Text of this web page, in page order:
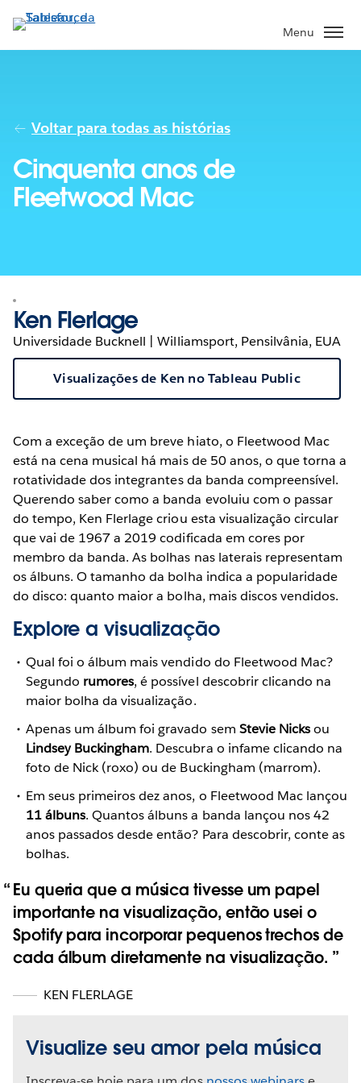
Pular
para
o
Menu
Voltar para todas as histórias
Cinquenta anos de
Fleetwood Mac
Ken Flerlage
Universidade Bucknell | Williamsport, Pensilvânia, EUA
Visualizações de Ken no Tableau Public
Com a exceção de um breve hiato, o Fleetwood Mac
está na cena musical há mais de 50 anos, o que torna a
rotatividade dos integrantes da banda compreensível.
Querendo saber como a banda evoluiu com o passar
do tempo, Ken Flerlage criou esta visualização circular
que vai de 1967 a 2019 codificada em cores por
membro da banda. As bolhas nas laterais representam
os álbuns. O tamanho da bolha indica a popularidade
do disco: quanto maior a bolha, mais discos vendidos.
Explore a visualização
Qual foi o álbum mais vendido do Fleetwood Mac?
Segundo rumores, é possível descobrir clicando na
maior bolha da visualização.
Apenas um álbum foi gravado sem Stevie Nicksou
Lindsey Buckingham. Descubra o infame clicando na
foto de Nick (roxo) ou de Buckingham (marrom).
Em seus primeiros dez anos, o Fleetwood Mac lançou
11 álbuns. Quantos álbuns a banda lançou nos 42
anos passados desde então? Para descobrir, conte as
bolhas.
Eu queria que a música tivesse um papel
importante na visualização, então usei o
Spotify para incorporar pequenos trechos de
cada álbum diretamente na visualização.
KEN FLERLAGE
Visualize seu amor pela música